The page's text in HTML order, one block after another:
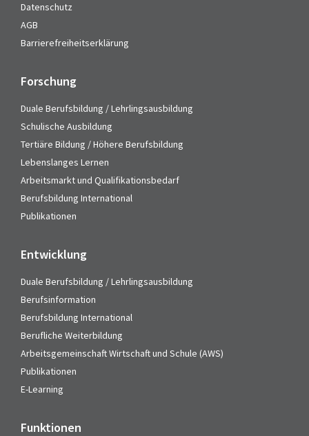
Datenschutz
AGB
Barrierefreiheitserklärung
Forschung
Duale Berufsbildung / Lehrlingsausbildung
Schulische Ausbildung
Tertiäre Bildung / Höhere Berufsbildung
Lebenslanges Lernen
Arbeitsmarkt und Qualifikationsbedarf
Berufsbildung International
Publikationen
Entwicklung
Duale Berufsbildung / Lehrlingsausbildung
Berufsinformation
Berufsbildung International
Berufliche Weiterbildung
Arbeitsgemeinschaft Wirtschaft und Schule (AWS)
Publikationen
E-Learning
Funktionen